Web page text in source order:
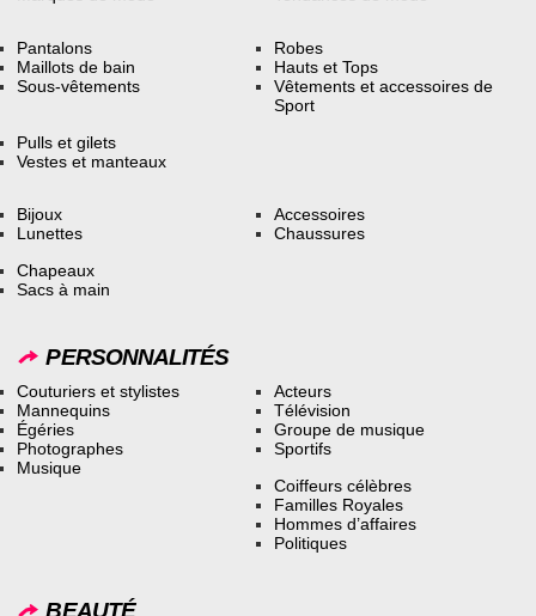
Pantalons
Maillots de bain
Sous-vêtements
Robes
Hauts et Tops
Vêtements et accessoires de
Sport
Pulls et gilets
Vestes et manteaux
Bijoux
Lunettes
Accessoires
Chaussures
Chapeaux
Sacs à main
PERSONNALITÉS
Couturiers et stylistes
Mannequins
Égéries
Photographes
Musique
Acteurs
Télévision
Groupe de musique
Sportifs
Coiffeurs célèbres
Familles Royales
Hommes d’affaires
Politiques
BEAUTÉ